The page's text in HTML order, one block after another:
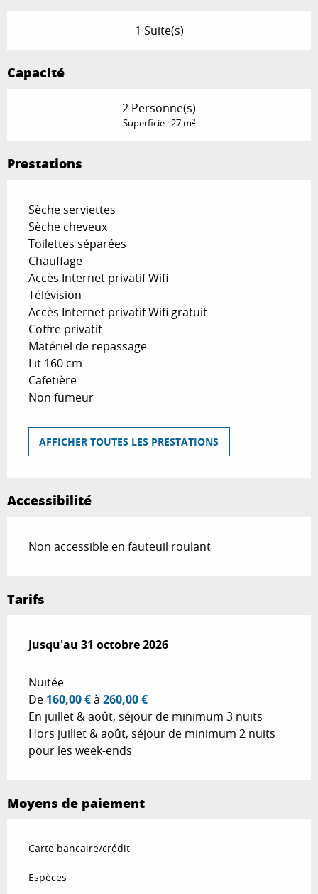
1 Suite(s)
Capacité
2 Personne(s)
Superficie : 27 m2
Prestations
Sèche serviettes
Sèche cheveux
Toilettes séparées
Chauffage
Accès Internet privatif Wifi
Télévision
Accès Internet privatif Wifi gratuit
Coffre privatif
Matériel de repassage
Lit 160 cm
Cafetière
Non fumeur
AFFICHER TOUTES LES PRESTATIONS
Accessibilité
Non accessible en fauteuil roulant
Tarifs
Du1 avril 2026au31 octobre 2026
Jusqu'au 31 octobre 2026
Nuitée
De 160,00 €à 260,00 €
En juillet & août, séjour de minimum 3 nuits
Hors juillet & août, séjour de minimum 2 nuits
pour les week-ends
Moyens de paiement
Carte bancaire/crédit
Espèces